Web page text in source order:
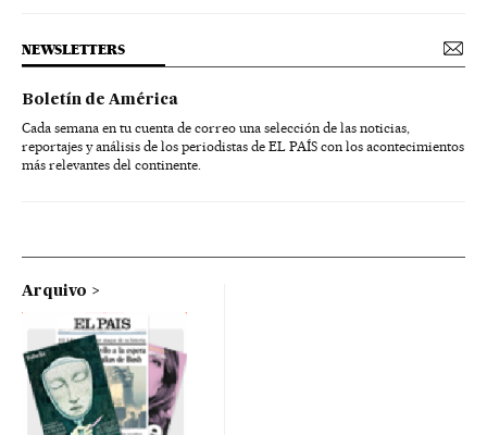
NEWSLETTERS
Boletín de América
Cada semana en tu cuenta de correo una selección de las noticias,
reportajes y análisis de los periodistas de EL PAÍS con los acontecimientos
más relevantes del continente.
Arquivo